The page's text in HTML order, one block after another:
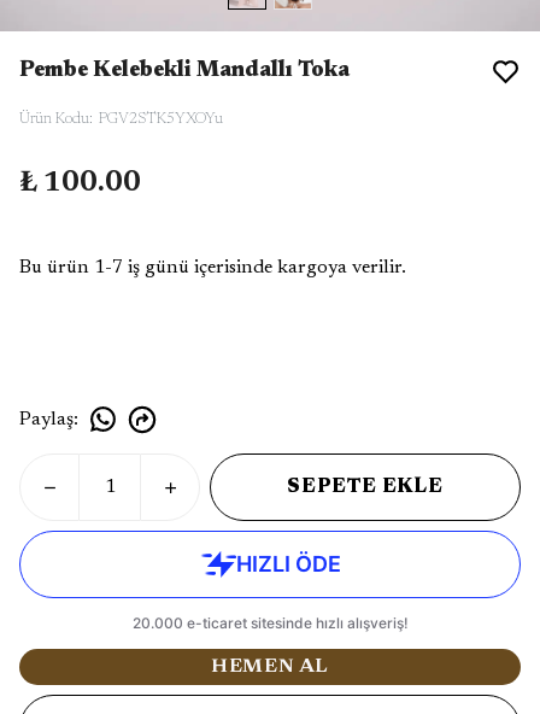
Pembe Kelebekli Mandallı Toka
Ürün Kodu: PGV2STK5YXOYu
₺ 100.00
Bu ürün 1-7 iş günü içerisinde kargoya verilir.
Paylaş:
SEPETE EKLE
HEMEN AL